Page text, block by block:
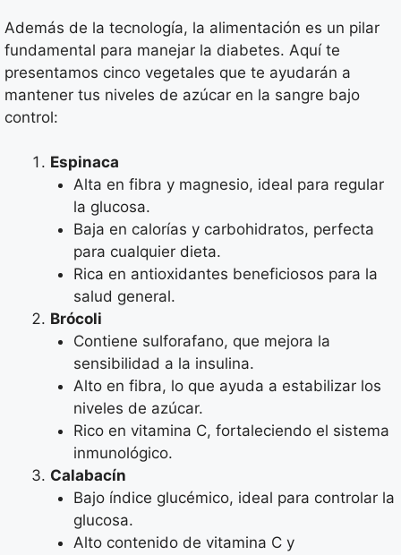
Además de la tecnología, la alimentación es un pilar
fundamental para manejar la diabetes. Aquí te
presentamos cinco vegetales que te ayudarán a
mantener tus niveles de azúcar en la sangre bajo
control:
Espinaca
Alta en fibra y magnesio, ideal para regular
la glucosa.
Baja en calorías y carbohidratos, perfecta
para cualquier dieta.
Rica en antioxidantes beneficiosos para la
salud general.
Brócoli
Contiene sulforafano, que mejora la
sensibilidad a la insulina.
Alto en fibra, lo que ayuda a estabilizar los
niveles de azúcar.
Rico en vitamina C, fortaleciendo el sistema
inmunológico.
Calabacín
Bajo índice glucémico, ideal para controlar la
glucosa.
Alto contenido de vitamina C y